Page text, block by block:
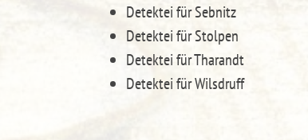
Detektei für Sebnitz
Detektei für Stolpen
Detektei für Tharandt
Detektei für Wilsdruff